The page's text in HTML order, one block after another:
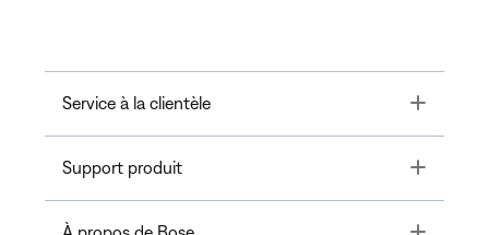
Service à la clientèle Toggle
Support produit Toggle
Toggle